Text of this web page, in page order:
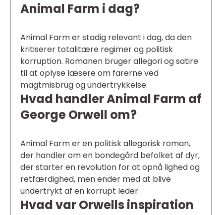
Animal Farm i dag?
Animal Farm er stadig relevant i dag, da den
kritiserer totalitære regimer og politisk
korruption. Romanen bruger allegori og satire
til at oplyse læsere om farerne ved
magtmisbrug og undertrykkelse.
Hvad handler Animal Farm af
George Orwell om?
Animal Farm er en politisk allegorisk roman,
der handler om en bondegård befolket af dyr,
der starter en revolution for at opnå lighed og
retfærdighed, men ender med at blive
undertrykt af en korrupt leder.
Hvad var Orwells inspiration